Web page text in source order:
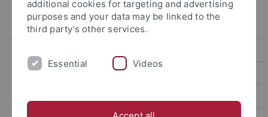
Abteilung 1 - Finanzmanagement
Drittmittel-Leitfaden
additional cookies for targeting and advertising
purposes and your data may be linked to the
third party’s other services.
Essential Videos